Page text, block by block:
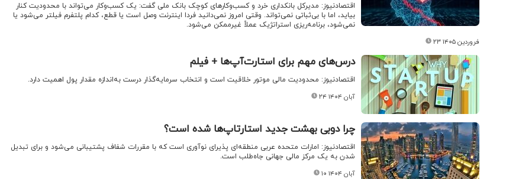
اقتصادنیوز: مدیرکل بانکداری خرد و کسب‌وکارهای کوچک بانک ملی گفت: یک کسب‌وکار می‌تواند با محدودیت کنار
بیاید، اما با بی‌ثباتی نمی‌تواند. وقتی امروز نمی‌دانید فردا اینترنت وصل است یا قطع، کدام پلتفرم فیلتر می‌شود یا
نمی‌شود، برنامه‌ریزی استراتژیک عملاً غیرممکن می‌شود.
۲۳ فروردین ۱۴۰۵
درس‌های مهم برای استارت‌آپ‌ها + فیلم
اقتصادنیوز: محدودیت مالی موتور خلاقیت است و انتخاب سرمایه‌گذار درست به‌اندازه مقدار پول اهمیت دارد.
۲۴ آبان ۱۴۰۴
چرا دوبی بهشت جدید استارتاپ‌ها شده است؟
اقتصادنیوز: امارات متحده عربی منطقه‌ای پذیرای نوآوری است که با مقررات شفاف پشتیبانی می‌شود و برای تبدیل
شدن به یک مرکز مالی جهانی جاه‌طلب است.
۱۰ آبان ۱۴۰۴